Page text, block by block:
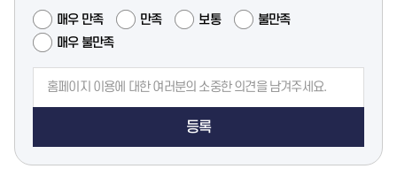
매우 만족 만족 보통
불만족
매우 불만족
등록